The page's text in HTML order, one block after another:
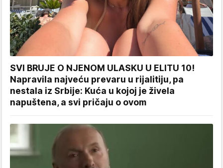
SVI BRUJE O NJENOM ULASKU U ELITU 10!
Napravila najveću prevaru u rijalitiju, pa
nestala iz Srbije: Kuća u kojoj je živela
napuštena, a svi pričaju o ovom